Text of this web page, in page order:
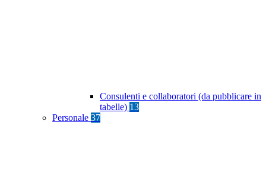
Consulenti e collaboratori (da pubblicare in
tabelle) 13
Personale 37